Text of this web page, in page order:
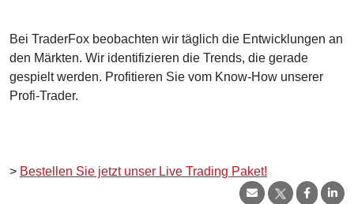
Bei TraderFox beobachten wir täglich die Entwicklungen an
den Märkten. Wir identifizieren die Trends, die gerade
gespielt werden. Profitieren Sie vom Know-How unserer
Profi-Trader.
> Bestellen Sie jetzt unser Live Trading Paket!